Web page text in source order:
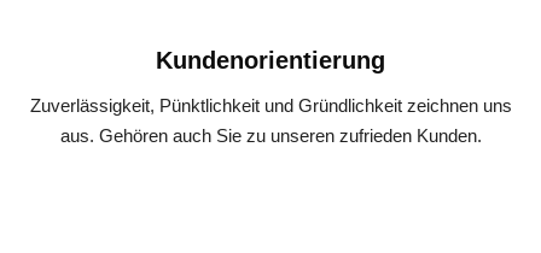
Kundenorientierung
Zuverlässigkeit, Pünktlichkeit und Gründlichkeit zeichnen uns
aus. Gehören auch Sie zu unseren zufrieden Kunden.